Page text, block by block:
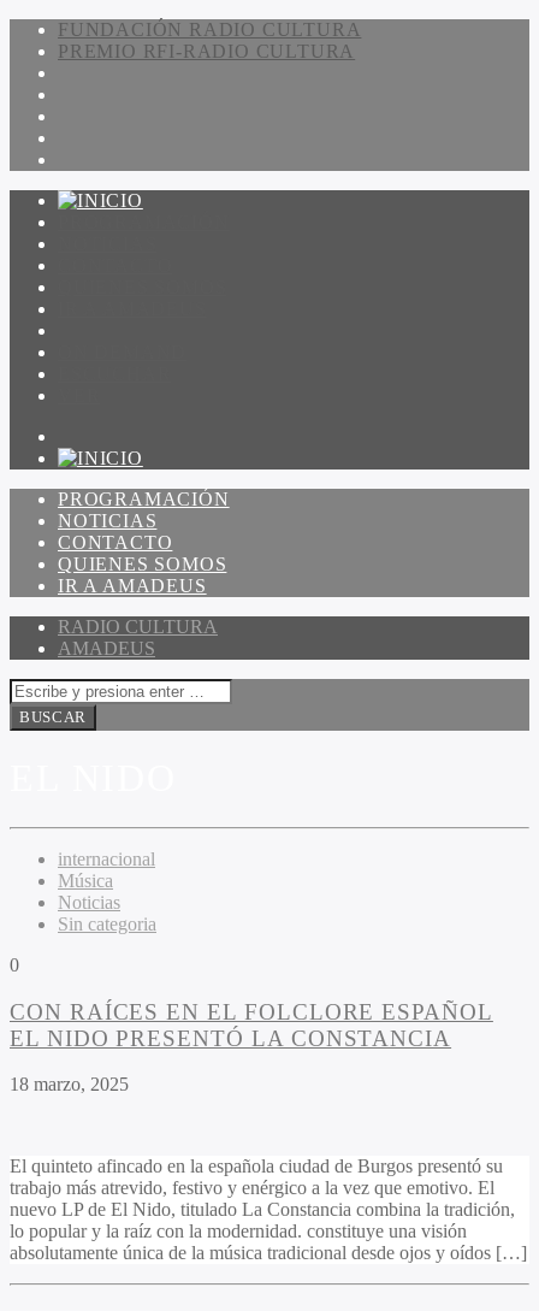
FUNDACIÓN RADIO CULTURA
PREMIO RFI-RADIO CULTURA
PROGRAMACIÓN
NOTICIAS
CONTACTO
QUIENES SOMOS
IR A AMADEUS
RADIO CULTURA
AMADEUS
internacional
Música
Noticias
Sin categoria
0
CON RAÍCES EN EL FOLCLORE ESPAÑOL
EL NIDO PRESENTÓ LA CONSTANCIA
18 marzo, 2025
El quinteto afincado en la española ciudad de Burgos presentó su
trabajo más atrevido, festivo y enérgico a la vez que emotivo. El
nuevo LP de El Nido, titulado La Constancia combina la tradición,
lo popular y la raíz con la modernidad. constituye una visión
absolutamente única de la música tradicional desde ojos y oídos […]